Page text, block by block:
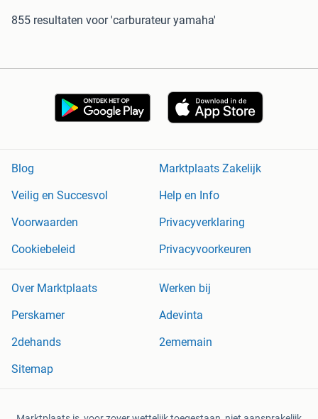
855 resultaten voor 'carburateur yamaha'
Blog
Marktplaats Zakelijk
Veilig en Succesvol
Help en Info
Voorwaarden
Privacyverklaring
Cookiebeleid
Privacyvoorkeuren
Over Marktplaats
Werken bij
Perskamer
Adevinta
2dehands
2ememain
Sitemap